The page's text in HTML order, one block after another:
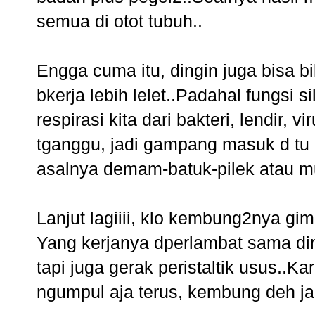
semua di otot tubuh..
Engga cuma itu, dingin juga bisa
bkerja lebih lelet..Padahal fungsi
respirasi kita dari bakteri, lendir,
tganggu, jadi gampang masuk d
asalnya demam-batuk-pilek atau
Lanjut lagiiii, klo kembung2nya
Yang kerjanya dperlambat sama
tapi juga gerak peristaltik
ngumpul aja terus, kembung deh